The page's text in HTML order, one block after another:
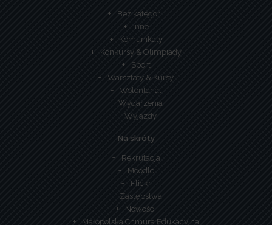
Bez kategorii
Inne
Komunikaty
Konkursy & Olimpiady
Sport
Warsztaty & Kursy
Wolontariat
Wydarzenia
Wyjazdy
Na skróty
Rekrutacja
Moodle
Flickr
Zastępstwa
Nowości
Małopolska Chmura Edukacyjna